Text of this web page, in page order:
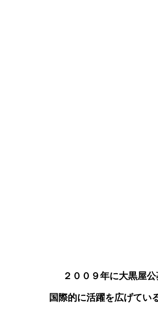
２００９年に大黒屋
国際的に活躍を広げてい